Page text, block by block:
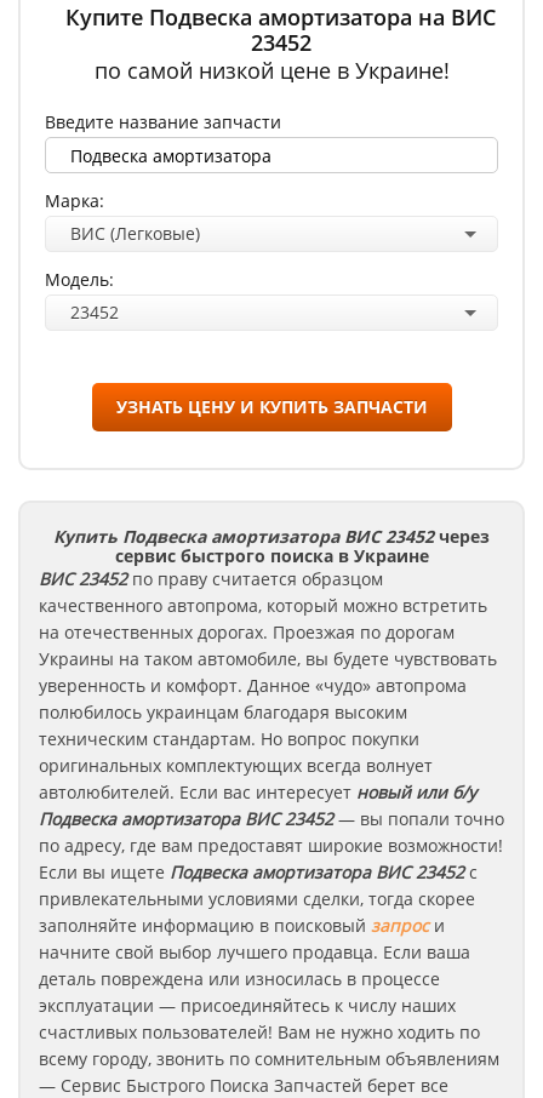
Купите Подвеска амортизатора на ВИС
23452
по самой низкой цене в Украине!
Введите название запчасти
Марка:
ВИС (Легковые)
Модель:
23452
УЗНАТЬ ЦЕНУ И КУПИТЬ ЗАПЧАСТИ
Купить Подвеска амортизатора ВИС 23452 через
сервис быстрого поиска в Украине
ВИС23452по праву считается образцом
качественного автопрома, который можно встретить
на отечественных дорогах. Проезжая по дорогам
Украины на таком автомобиле, вы будете чувствовать
уверенность и комфорт. Данное «чудо» автопрома
полюбилось украинцам благодаря высоким
техническим стандартам. Но вопрос покупки
оригинальных комплектующих всегда волнует
автолюбителей. Если вас интересует новый или б/у
Подвеска амортизатораВИС23452— вы попали точно
по адресу, где вам предоставят широкие возможности!
Если вы ищете Подвеска амортизатораВИС23452с
привлекательными условиями сделки, тогда скорее
заполняйте информацию в поисковый запроси
начните свой выбор лучшего продавца. Если ваша
деталь повреждена или износилась в процессе
эксплуатации — присоединяйтесь к числу наших
счастливых пользователей! Вам не нужно ходить по
всему городу, звонить по сомнительным объявлениям
— Сервис Быстрого Поиска Запчастей берет все